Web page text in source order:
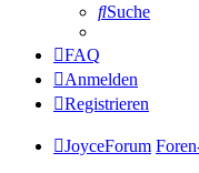
Suche
FAQ
Anmelden
Registrieren
JoyceForum